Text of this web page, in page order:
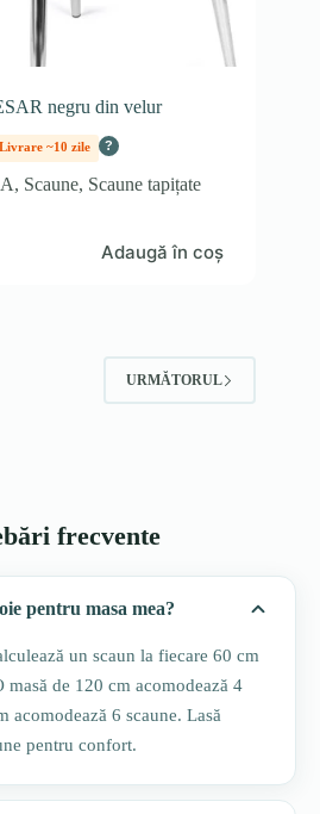
negru din velur
~10 zile ?
, Scaune, Scaune tapițate
Adaugă în coș
URMĂTORUL
frecvente
pentru masa mea?
un scaun la fiecare 60 cm
masă de 120 cm acomodează 4
acomodează 6 scaune. Lasă
pentru confort.